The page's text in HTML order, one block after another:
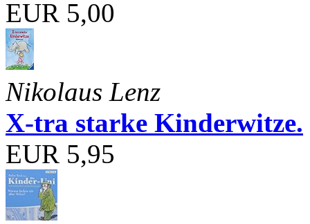
EUR 5,00
Nikolaus Lenz
X-tra starke Kinderwitze.
EUR 5,95